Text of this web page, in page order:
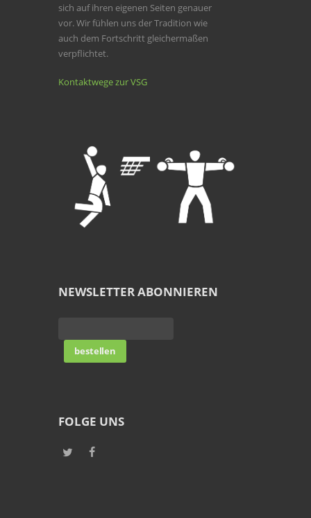
sich auf ihren eigenen Seiten genauer
vor. Wir fühlen uns der Tradition wie
auch dem Fortschritt gleichermaßen
verpflichtet.
Kontaktwege zur VSG
NEWSLETTER ABONNIEREN
FOLGE UNS